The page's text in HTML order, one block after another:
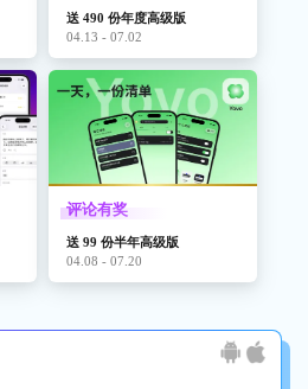
送 490 份年度高级版
04.13 - 07.02
评论有奖
送 99 份半年高级版
04.08 - 07.20